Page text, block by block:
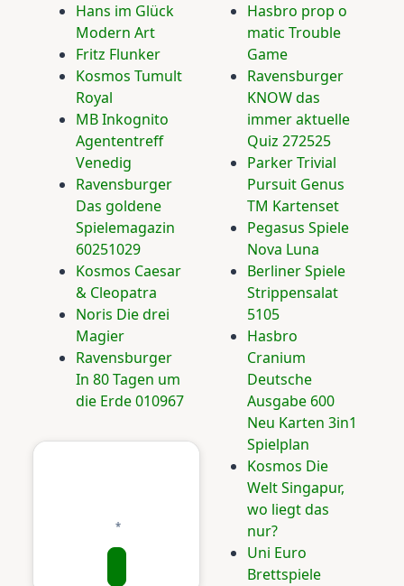
Hans im Glück
Modern Art
Fritz Flunker
Kosmos Tumult
Royal
MB Inkognito
Agententreff
Venedig
Ravensburger
Das goldene
Spielemagazin
60251029
Kosmos Caesar
& Cleopatra
Noris Die drei
Magier
Ravensburger
In 80 Tagen um
die Erde 010967
Hasbro prop o
matic Trouble
Game
Ravensburger
KNOW das
immer aktuelle
Quiz 272525
Parker Trivial
Pursuit Genus
TM Kartenset
Pegasus Spiele
Nova Luna
Berliner Spiele
Strippensalat
5105
Hasbro
Cranium
Deutsche
Ausgabe 600
Neu Karten 3in1
Spielplan
Kosmos Die
Welt Singapur,
wo liegt das
nur?
Uni Euro
Brettspiele